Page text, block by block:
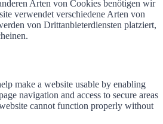
Arten von Cookies benötigen wir
verwendet verschiedene Arten von
von Drittanbieterdiensten platziert,
make a website usable by enabling
navigation and access to secure areas
cannot function properly without